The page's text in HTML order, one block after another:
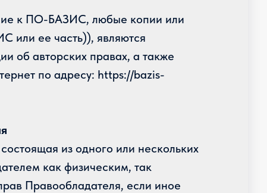
к ПО-БАЗИС, любые копии или
или ее часть)), являются
об авторских правах, а также
по адресу: https://bazis-
из одного или нескольких
как физическим, так
Правообладателя, если иное